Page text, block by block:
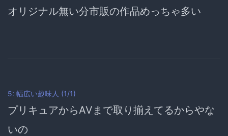
オリジナル無い分市販の作品めっちゃ多い
5: 幅広い趣味人 (1/1)
プリキュアからAVまで取り揃えてるからやな
いの